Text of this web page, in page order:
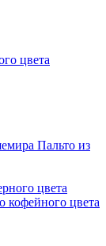
цвета
Пальто из
цвета
кофейного цвета